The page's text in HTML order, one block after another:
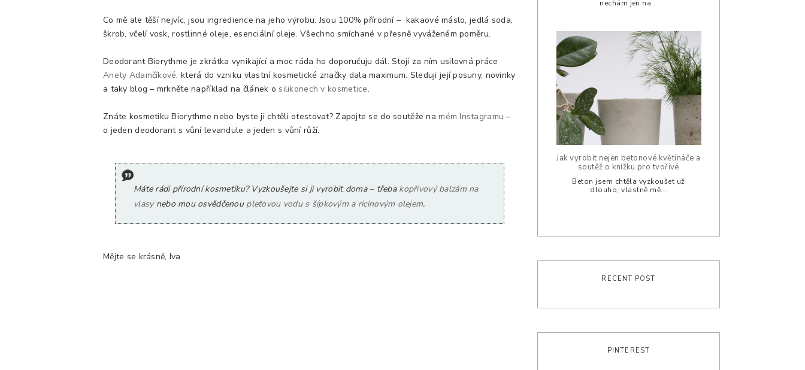
Co mě ale těší nejvíc, jsou ingredience na jeho výrobu. Jsou 100% přírodní – kakaové máslo, jedlá soda,
škrob, včelí vosk, rostlinné oleje, esenciální oleje. Všechno smíchané v přesně vyváženém poměru.
Deodorant Biorythme je zkrátka vynikající a moc ráda ho doporučuju dál. Stojí za ním usilovná práce
Anety Adamčíkové, která do vzniku vlastní kosmetické značky dala maximum. Sleduji její posuny, novinky
a taky blog – mrkněte například na článek o silikonech v kosmetice.
Znáte kosmetiku Biorythme nebo byste ji chtěli otestovat? Zapojte se do soutěže namém Instagramu –
o jeden deodorant s vůní levandule a jeden s vůní růží.
Máte rádi přírodní kosmetiku? Vyzkoušejte si ji vyrobit doma – třeba kopřivový balzám na
vlasynebo mou osvědčenou pleťovou vodu s šípkovým a ricinovým olejem.
Mějte se krásně, Iva
nechám jen na...
Jak vyrobit nejen betonové květináče a
soutěž o knížku pro tvořivé
Beton jsem chtěla vyzkoušet už
dlouho, vlastně mě...
RECENT POST
PINTEREST